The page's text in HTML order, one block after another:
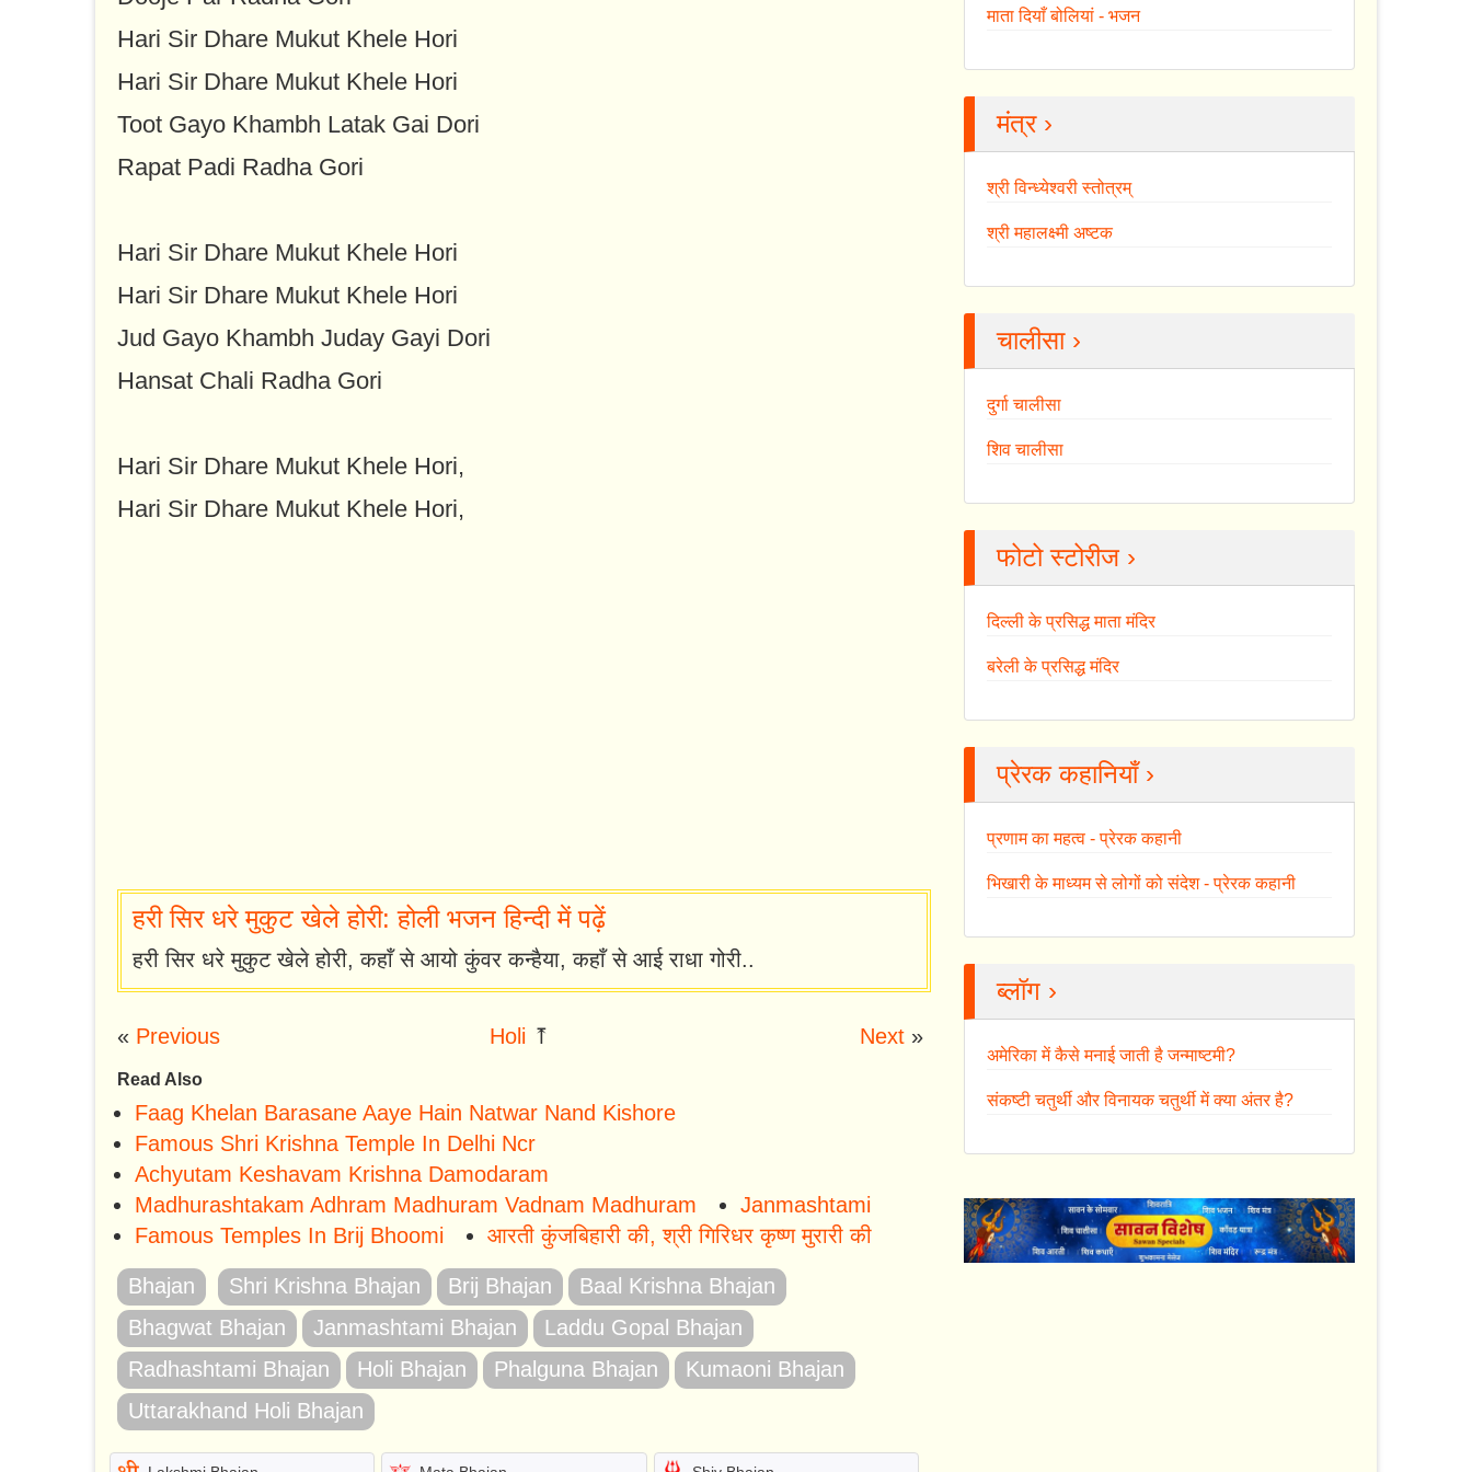
Hari Sir Dhare Mukut Khele Hori
Hari Sir Dhare Mukut Khele Hori
Toot Gayo Khambh Latak Gai Dori
Rapat Padi Radha Gori
Hari Sir Dhare Mukut Khele Hori
Hari Sir Dhare Mukut Khele Hori
Jud Gayo Khambh Juday Gayi Dori
Hansat Chali Radha Gori
Hari Sir Dhare Mukut Khele Hori,
Hari Sir Dhare Mukut Khele Hori,
हरी सिर धरे मुकुट खेले होरी: होली भजन हिन्दी में पढ़ें
हरी सिर धरे मुकुट खेले होरी, कहाँ से आयो कुंवर कन्हैया, कहाँ से आई राधा गोरी..
« Previous Holi ⤒ Next»
Read Also
Faag Khelan Barasane Aaye Hain Natwar Nand Kishore
Famous Shri Krishna Temple In Delhi Ncr
Achyutam Keshavam Krishna Damodaram
Madhurashtakam Adhram Madhuram Vadnam Madhuram
Janmashtami
Famous Temples In Brij Bhoomi
आरती कुंजबिहारी की, श्री गिरिधर कृष्ण मुरारी की
Bhajan Shri Krishna Bhajan Brij Bhajan
Baal Krishna Bhajan
Bhagwat Bhajan
Janmashtami Bhajan
Laddu Gopal Bhajan
Radhashtami Bhajan
Holi Bhajan Phalguna Bhajan
Kumaoni Bhajan
Uttarakhand Holi Bhajan
माता दियाँ बोलियां - भजन
मंत्र ›
श्री विन्ध्येश्वरी स्तोत्रम्
श्री महालक्ष्मी अष्टक
चालीसा ›
दुर्गा चालीसा
शिव चालीसा
फोटो स्टोरीज ›
दिल्ली के प्रसिद्ध माता मंदिर
बरेली के प्रसिद्ध मंदिर
प्रेरक कहानियाँ ›
प्रणाम का महत्व - प्रेरक कहानी
भिखारी के माध्यम से लोगों को संदेश - प्रेरक कहानी
ब्लॉग ›
अमेरिका में कैसे मनाई जाती है जन्माष्टमी?
संकष्टी चतुर्थी और विनायक चतुर्थी में क्या अंतर है?